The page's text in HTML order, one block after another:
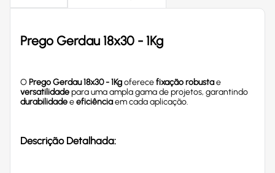
Prego Gerdau 18x30 - 1Kg
OPrego Gerdau 18x30 - 1Kgoferecefixação robustae
versatilidadepara uma ampla gama de projetos, garantindo
durabilidadeeeficiênciaem cada aplicação.
Descrição Detalhada: